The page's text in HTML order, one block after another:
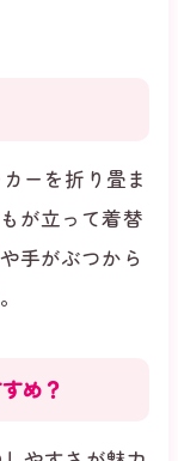
ーを折り畳ま
が立って着替
手がぶつから
め？